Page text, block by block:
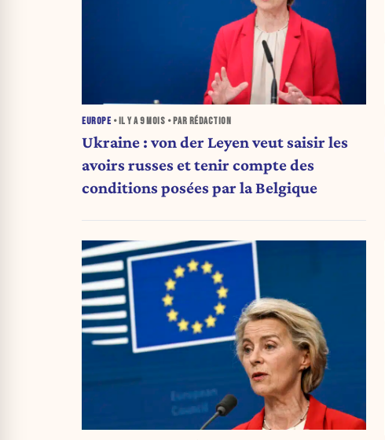
EUROPE • IL Y A9 MOIS • PAR RÉDACTION
Ukraine : von der Leyen veut saisir les
avoirs russes et tenir compte des
conditions posées par la Belgique